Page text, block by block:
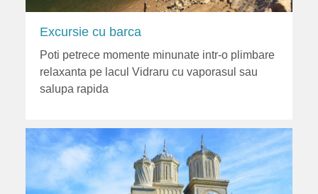
Excursie cu barca
Poti petrece momente minunate intr-o plimbare
relaxanta pe lacul Vidraru cu vaporasul sau
salupa rapida